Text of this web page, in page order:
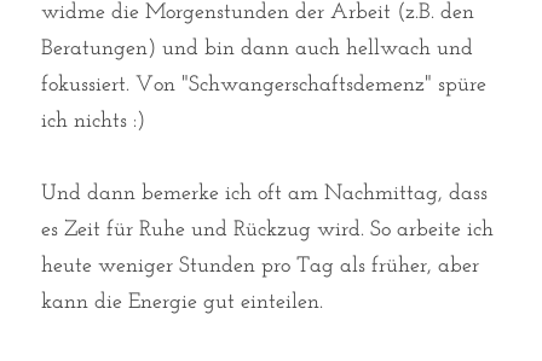
widme die Morgenstunden der Arbeit (z.B. den
Beratungen) und bin dann auch hellwach und
fokussiert. Von "Schwangerschaftsdemenz" spüre
ich nichts :)
Und dann bemerke ich oft am Nachmittag, dass
es Zeit für Ruhe und Rückzug wird. So arbeite ich
heute weniger Stunden pro Tag als früher, aber
kann die Energie gut einteilen.